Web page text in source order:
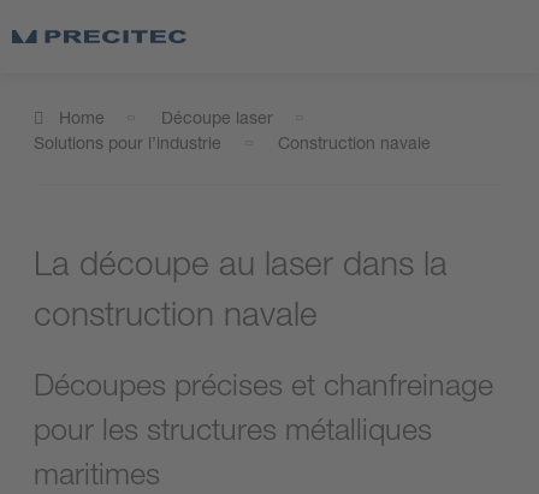
Home
Découpe laser
Solutions pour l’industrie
Construction navale
La découpe au laser dans la
construction navale
Découpes précises et chanfreinage
pour les structures métalliques
maritimes